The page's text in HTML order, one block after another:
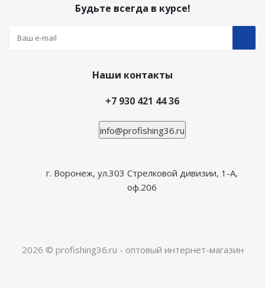
Будьте всегда в курсе!
Наши контакты
+7 930 421 44 36
info@profishing36.ru
г. Воронеж, ул.303 Стрелковой дивизии, 1-А,
оф.206
2026 © profishing36.ru - оптовый интернет-магазин